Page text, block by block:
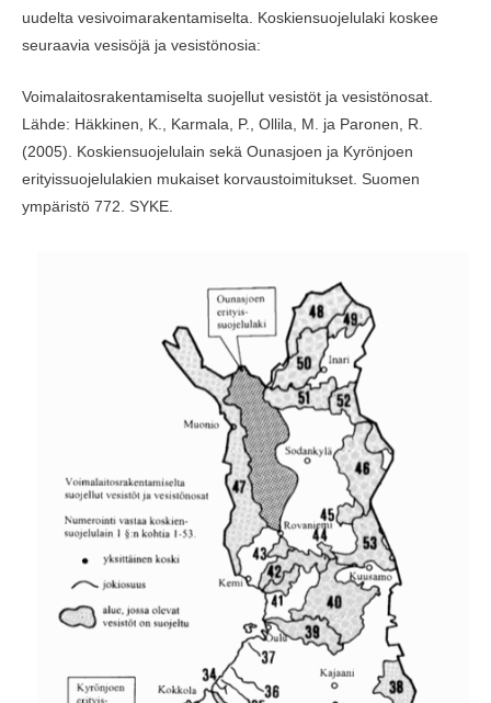
uudelta vesivoimarakentamiselta. Koskiensuojelulaki koskee
seuraavia vesisöjä ja vesistönosia:
Voimalaitosrakentamiselta suojellut vesistöt ja vesistönosat.
Lähde: Häkkinen, K., Karmala, P., Ollila, M. ja Paronen, R.
(2005). Koskiensuojelulain sekä Ounasjoen ja Kyrönjoen
erityissuojelulakien mukaiset korvaustoimitukset. Suomen
ympäristö 772. SYKE.